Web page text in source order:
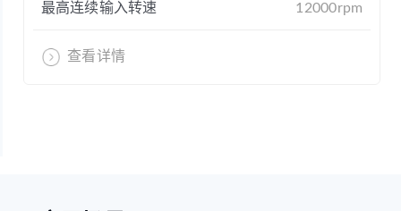
最高连续输入转速 12000rpm
查看详情